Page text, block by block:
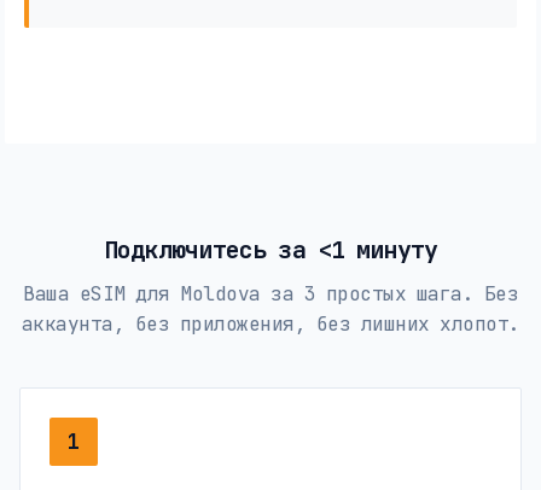
Подключитесь за <1 минуту
Ваша eSIM для Moldova за 3 простых шага. Без
аккаунта, без приложения, без лишних хлопот.
1